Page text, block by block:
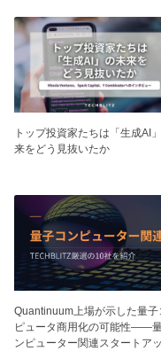
トップ投資家たちは「生成AI
来をどう見抜いたか
Quantinuum上場が示した量子
ピュータ商用化の可能性——
ンピューター関連スタートア